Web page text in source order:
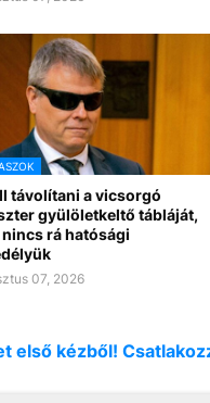
távolítani a vicsorgó
gyülöletkeltő tábláját,
rá hatósági
07, 2026
első kézből!